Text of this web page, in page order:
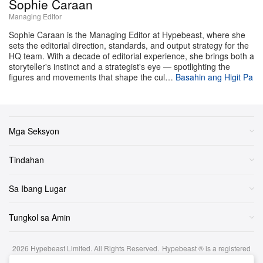
hanggang 24-bit/192 kHz playback. Sinusuportahan ng
dalawang speaker ang advanced stereo pairing at
maaari ring gumanap bilang surround o centre channel
units sa loob ng isang 5.1 home cinema setup. Umaasa
ang ecosystem sa unified na WiiM Home App, na
Connect.
Ang WiiM Sound at Sound Lite ay parehong available na
Sophie Caraan
Managing Editor
Sophie Caraan is the Managing Editor at Hypebeast, where she
sets the editorial direction, standards, and output strategy for the
HQ team. With a decade of editorial experience, she brings both a
storyteller's instinct and a strategist's eye — spotlighting the
figures and movements that shape the cul… Basahin ang Higit Pa
Mga Seksyon
Tindahan
Sa Ibang Lugar
Tungkol sa Amin
2026 Hypebeast Limited. All Rights Reserved. Hypebeast ® is a registered